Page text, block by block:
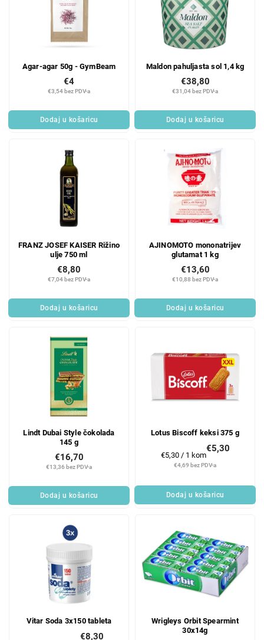
Agar-agar 50g - GymBeam
€3,54 bez PDV-a
€4
Dodaj u košaricu
Maldon pahuljasta sol 1,4 kg
€31,04 bez PDV-a
€38,80
Dodaj u košaricu
FRANZ JOSEF KAISER Rižino
ulje 750 ml
€7,04 bez PDV-a
€8,80
Dodaj u košaricu
AJINOMOTO mononatrijev
glutamat 1 kg
€10,88 bez PDV-a
€13,60
Dodaj u košaricu
Lindt Dubai Style čokolada
145 g
€13,36 bez PDV-a
€16,70
Dodaj u košaricu
Lotus Biscoff keksi 375 g
€4,69 bez PDV-a
€5,30
Mjerenje
cijene:
€5,30 / 1 kom
Dodaj u košaricu
Vitar Soda 3x150 tableta
€8,30
Wrigleys Orbit Spearmint
30x14g